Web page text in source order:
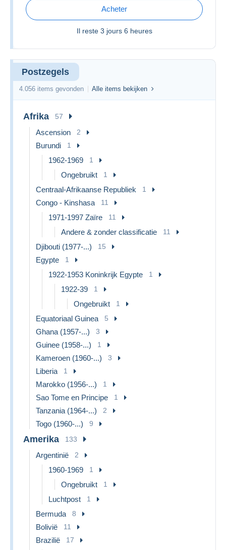
Acheter
Il reste 3 jours 6 heures
Postzegels
4.056 items gevonden Alle items bekijken
Afrika 57
Ascension 2
Burundi 1
1962-1969 1
Ongebruikt 1
Centraal-Afrikaanse Republiek 1
Congo - Kinshasa 11
1971-1997 Zaïre 11
Andere & zonder classificatie 11
Djibouti (1977-...) 15
Egypte 1
1922-1953 Koninkrijk Egypte 1
1922-39 1
Ongebruikt 1
Equatoriaal Guinea 5
Ghana (1957-...) 3
Guinee (1958-...) 1
Kameroen (1960-...) 3
Liberia 1
Marokko (1956-...) 1
Sao Tome en Principe 1
Tanzania (1964-...) 2
Togo (1960-...) 9
Amerika 133
Argentinië 2
1960-1969 1
Ongebruikt 1
Luchtpost 1
Bermuda 8
Bolivië 11
Brazilië 17